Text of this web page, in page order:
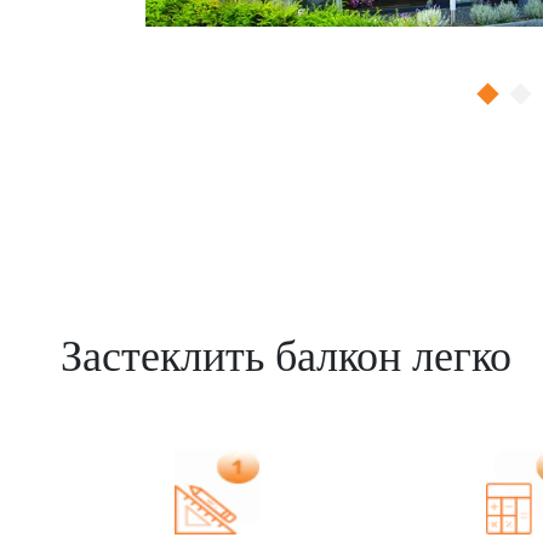
Застеклить балкон легко